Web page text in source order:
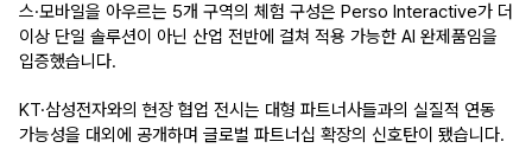
스·모바일을 아우르는 5개 구역의 체험 구성은 Perso Interactive가 더
이상 단일 솔루션이 아닌 산업 전반에 걸쳐 적용 가능한 AI 완제품임을
입증했습니다.
KT·삼성전자와의 현장 협업 전시는 대형 파트너사들과의 실질적 연동
가능성을 대외에 공개하며 글로벌 파트너십 확장의 신호탄이 됐습니다.